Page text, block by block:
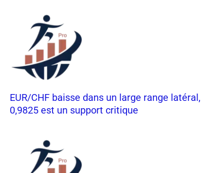
EUR/CHF baisse dans un large range latéral,
0,9825 est un support critique